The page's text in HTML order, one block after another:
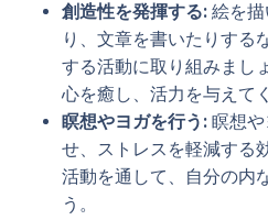
創造性を発揮する: 絵を
り、文章を書いたりする
する活動に取り組みまし
心を癒し、活力を与えて
瞑想やヨガを行う: 瞑想
せ、ストレスを軽減する
活動を通して、自分の内
う。